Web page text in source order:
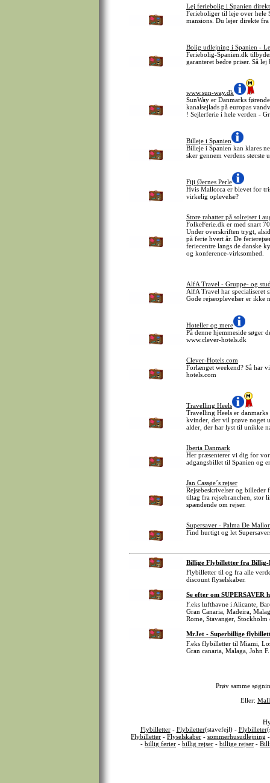
Lej feriebolig i Spanien
Ferieboliger til leje over hele
mansions. Du lejer direkte
Bolig udlejning i Spanien -
Feriebolig-Spanien.dk
garanteret bedre priser. Så
www.sun-way.dk
SunWay er Danmarks
kanalsejlads på europas
! Sejlerferie i hele verden -
Billeje i Spanien
Billeje i Spanien kan klares
sker gennem verdens største
Fiji Øernes Perle
Hvis Mallorca er blevet for
virkelig oplevelse?
Store rabatter på solrejser i
FolkeFerie.dk er med snart
Under overskriften trygt,
på ferie hvert år. De
feriecentre langs de danske
og konference-virksomhed.
AlfA Travel - Gruppe- og
AlfA Travel har specialiseret
Gode rejseoplevelser er
Hoteller og mere
På denne hjemmeside søger
www.clever-hotels.dk
Clever-Hotels.com
Forlænget weekend? Så har
hotels.com
Travelling Heels
Travelling Heels er danmarks
kvinder, der vil prøve noget
alder, der har lyst til unikke
Iberia Danmark
Her præsenterer vi dig for
adgangsbillet til Spanien og
Jan Cassøe´s rejser
Rejsebeskrivelser og billeder
tiltag fra rejsebranchen, stor
spændende om rejser.
Supersaver - Palma De
Find hurtigt og let
Billige Flybilletter fra
Flybilletter til og fra alle
discount flyselskaber.
Se efter om SUPERSAVER
F.eks lufthavne i Alicante,
Gran Canaria, Madeira,
Rome, Stavanger, Stockholm
MrJet - Superbillige
F.eks flybilletter til Miami,
Gran canaria, Malaga, John
Prøv samme
Eller:
Flybilletter- Flybiletter(stavefejl) - Flybilleter
Flybilletter - Flyselskaber - sommerhusudlejning
- billig ferier - billig rejser - billige rejser -